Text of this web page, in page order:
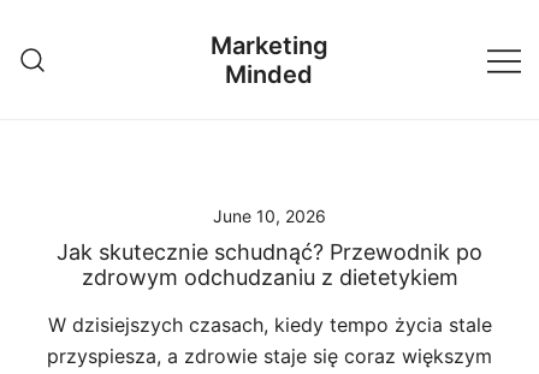
content
Marketing
Minded
June 10, 2026
Jak skutecznie schudnąć? Przewodnik po
zdrowym odchudzaniu z dietetykiem
W dzisiejszych czasach, kiedy tempo życia stale
przyspiesza, a zdrowie staje się coraz większym